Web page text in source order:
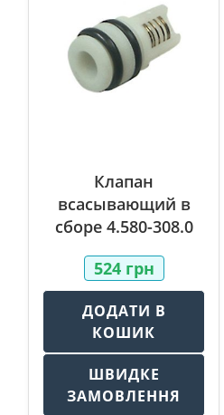
Клапан
всасывающий в
сборе 4.580-308.0
524 грн
ДОДАТИ В
КОШИК
ШВИДКЕ
ЗАМОВЛЕННЯ